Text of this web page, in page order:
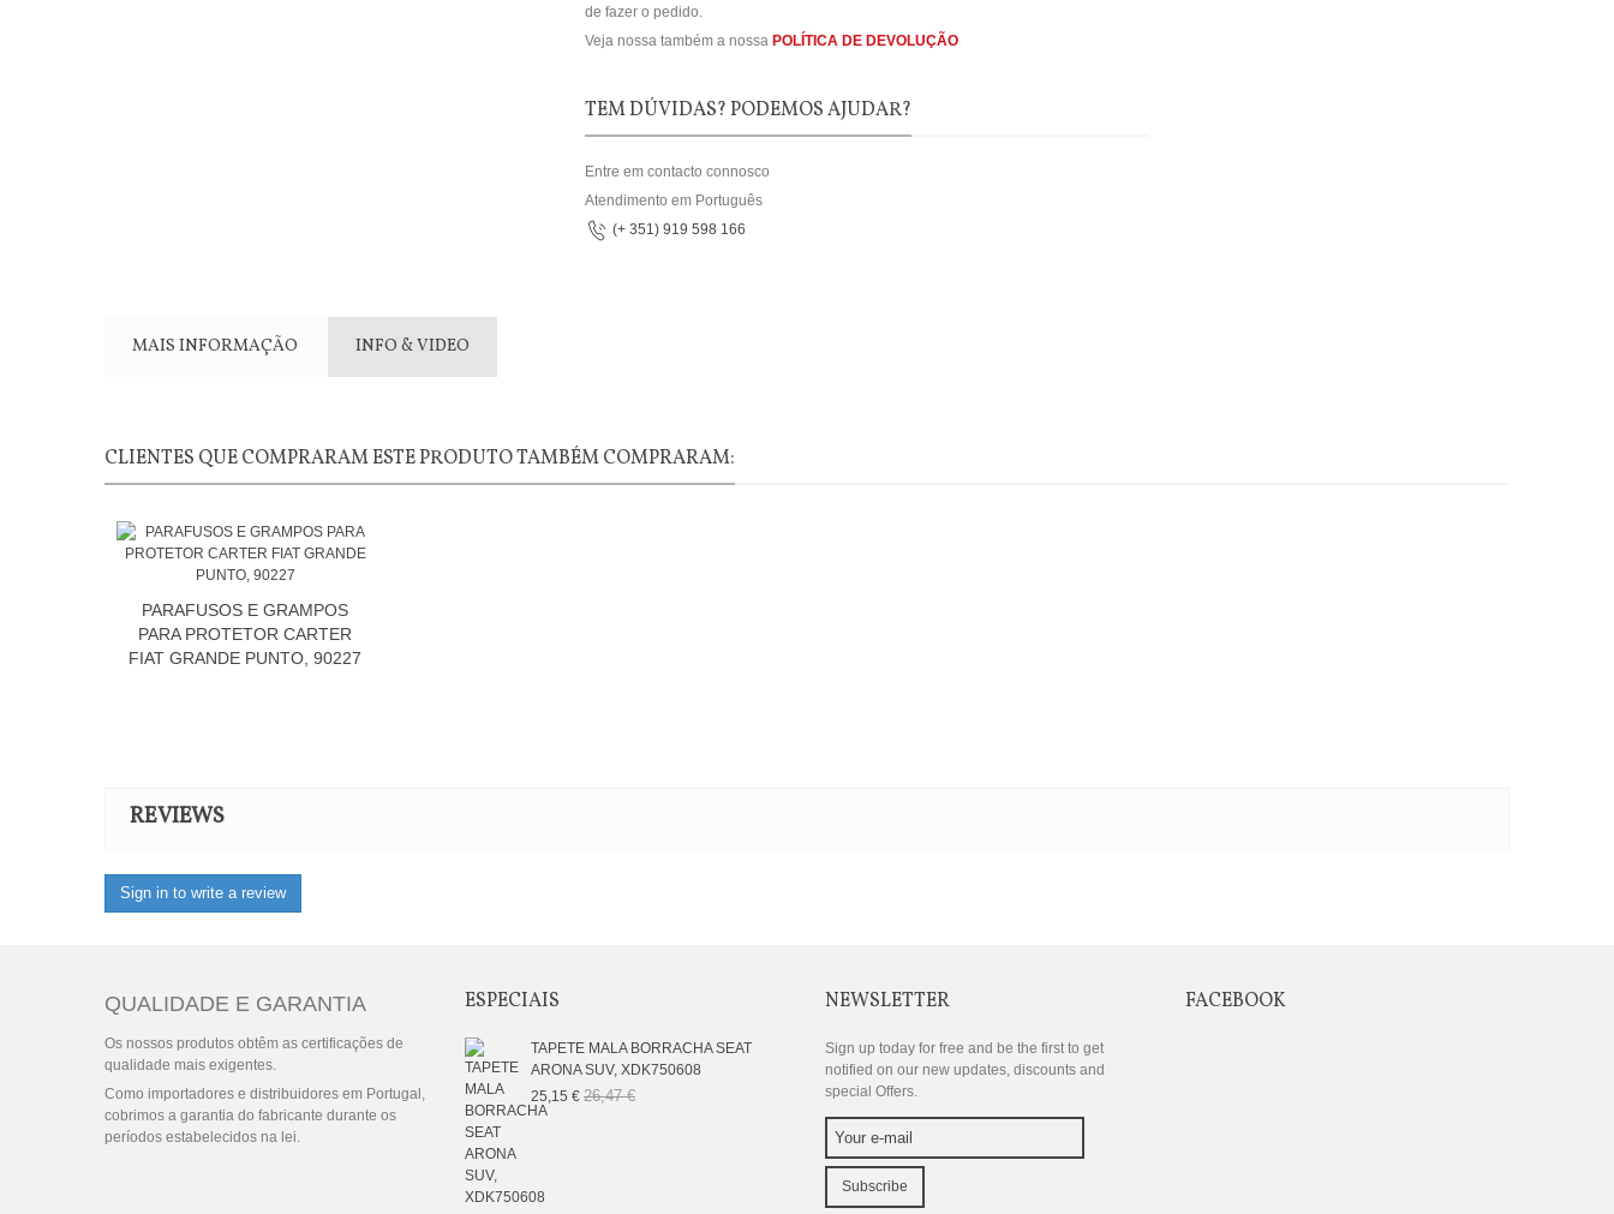
de fazer o pedido.
Veja nossa também a nossa POLÍTICA DE DEVOLUÇÃO
TEM DÚVIDAS? PODEMOS AJUDAR?
Entre em contacto connosco
Atendimento em Português
(+ 351) 919 598 166
MAIS INFORMAÇÃO INFO & VIDEO
CLIENTES QUE COMPRARAM ESTE PRODUTO TAMBÉM COMPRARAM:
PARAFUSOS E GRAMPOS
PARA PROTETOR CARTER
FIAT GRANDE PUNTO, 90227
REVIEWS
Sign in to write a review
QUALIDADE E GARANTIA
Os nossos produtos obtêm as certificações de
qualidade mais exigentes.
Como importadores e distribuidores em Portugal,
cobrimos a garantia do fabricante durante os
períodos estabelecidos na lei.
ESPECIAIS
TAPETE MALA BORRACHA SEAT
ARONA SUV, XDK750608
25,15 € 26,47 €
NEWSLETTER
Sign up today for free and be the first to get
notified on our new updates, discounts and
special Offers.
Subscribe
FACEBOOK